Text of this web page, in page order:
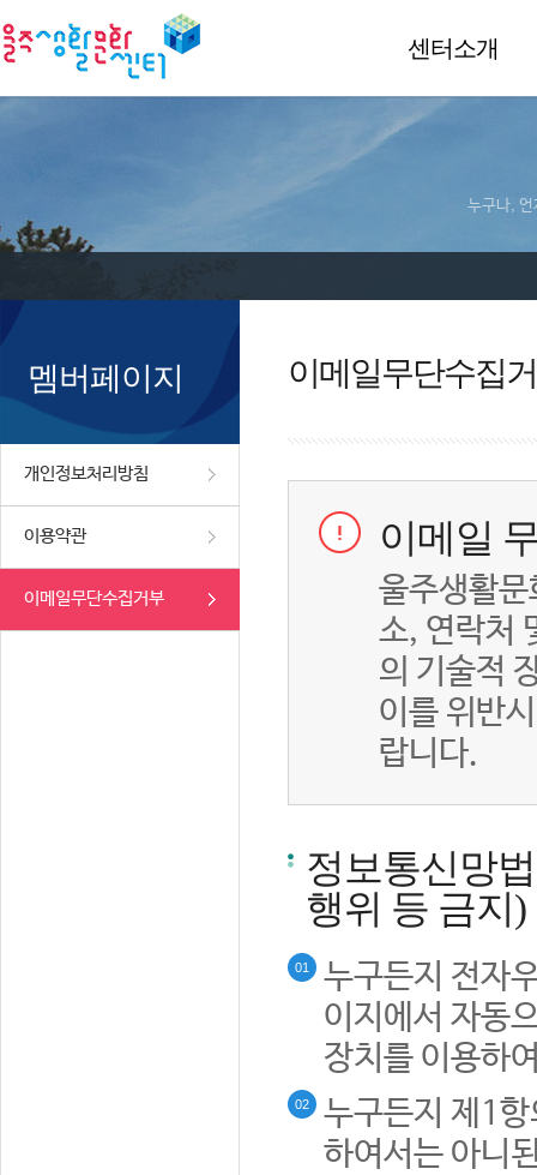
센터소개
누구나, 언
멤버페이지
개인정보처리방침
이용약관
이메일무단수집거부
이메일무단수집
이메일
울주생활
소, 연락처
의 기술적
이를 위반
랍니다.
정보통신망
행위 등 금지)
01
누구든지 전자
이지에서 자동
장치를 이용하
02
누구든지 제1
하여서는 아니